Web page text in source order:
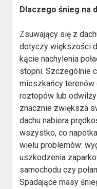
Dlaczego śnieg na
Zsuwający się z
dotyczy większości
kącie nachylenia
stopni. Szczególnie
mieszkańcy
roztopów lub
znacznie zwiększa
dachu nabiera
wszystko, co
wielu problemów:
uszkodzenia
samochodu czy
Spadające masy